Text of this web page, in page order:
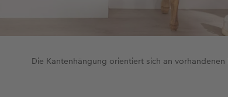
Die Kantenhängung orientiert sich an